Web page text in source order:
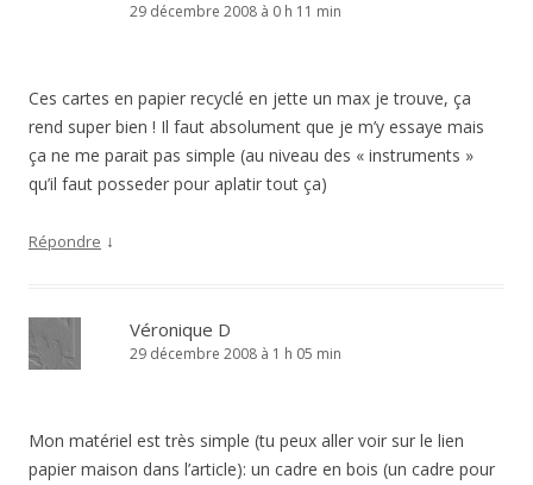
29 décembre 2008 à 0 h 11 min
Ces cartes en papier recyclé en jette un max je trouve, ça
rend super bien ! Il faut absolument que je m’y essaye mais
ça ne me parait pas simple (au niveau des « instruments »
qu’il faut posseder pour aplatir tout ça)
Répondre ↓
Véronique D
29 décembre 2008 à 1 h 05 min
Mon matériel est très simple (tu peux aller voir sur le lien
papier maison dans l’article): un cadre en bois (un cadre pour